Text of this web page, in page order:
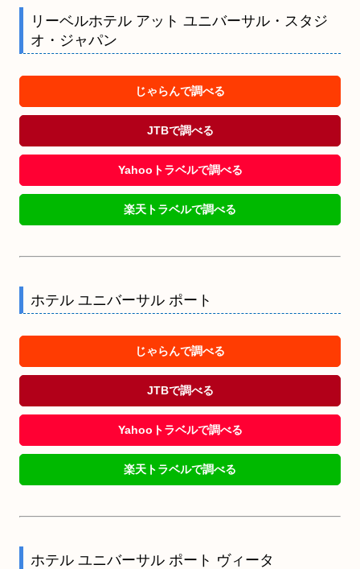
リーベルホテル アット ユニバーサル・スタジ
オ・ジャパン
じゃらんで調べる
JTBで調べる
Yahooトラベルで調べる
楽天トラベルで調べる
ホテル ユニバーサル ポート
じゃらんで調べる
JTBで調べる
Yahooトラベルで調べる
楽天トラベルで調べる
ホテル ユニバーサル ポート ヴィータ